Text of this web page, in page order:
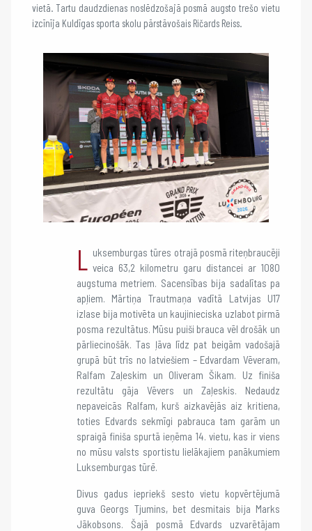
vietā. Tartu daudzdienas noslēdzošajā posmā augsto trešo vietu
izcīnīja Kuldīgas sporta skolu pārstāvošais Ričards Reiss.
L uksemburgas tūres otrajā posmā riteņbraucēji
veica 63,2 kilometru garu distancei ar 1080
augstuma metriem. Sacensības bija sadalītas pa
apļiem. Mārtiņa Trautmaņa vadītā Latvijas U17
izlase bija motivēta un kaujinieciska uzlabot pirmā
posma rezultātus. Mūsu puiši brauca vēl drošāk un
pārliecinošāk. Tas ļāva līdz pat beigām vadošajā
grupā būt trīs no latviešiem – Edvardam Vēveram,
Ralfam Zaļeskim un Oliveram Šikam. Uz finiša
rezultātu gāja Vēvers un Zaļeskis. Nedaudz
nepaveicās Ralfam, kurš aizkavējās aiz kritiena,
toties Edvards sekmīgi pabrauca tam garām un
spraigā finiša spurtā ieņēma 14. vietu, kas ir viens
no mūsu valsts sportistu lielākajiem panākumiem
Luksemburgas tūrē.
Divus gadus iepriekš sesto vietu kopvērtējumā
guva Georgs Tjumins, bet desmitais bija Marks
Jākobsons. Šajā posmā Edvards uzvarētājam